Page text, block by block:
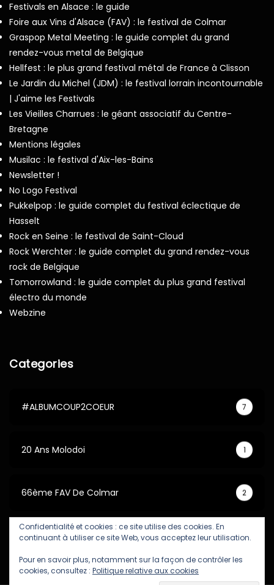
Festivals en Alsace : le guide
Foire aux Vins d'Alsace (FAV) : le festival de Colmar
Graspop Metal Meeting : le guide complet du grand
rendez-vous metal de Belgique
Hellfest : le plus grand festival métal de France à Clisson
Le Jardin du Michel (JDM) : le festival lorrain incontournable
| J'aime les Festivals
Les Vieilles Charrues : le géant associatif du Centre-
Bretagne
Mentions légales
Musilac : le festival d'Aix-les-Bains
Newsletter !
No Logo Festival
Pukkelpop : le guide complet du festival éclectique de
Hasselt
Rock en Seine : le festival de Saint-Cloud
Rock Werchter : le guide complet du grand rendez-vous
rock de Belgique
Tomorrowland : le guide complet du plus grand festival
électro du monde
Webzine
Categories
#ALBUMCOUP2COEUR 7
20 Ans Molodoi 1
66ème FAV De Colmar 2
67ème FAV De Colmar 5
Confidentialité et cookies : ce site utilise des cookies. En
continuant à utiliser ce site Web, vous acceptez leur utilisation.
Pour en savoir plus, notamment sur la façon de contrôler les
cookies, consultez : Politique relative aux cookies